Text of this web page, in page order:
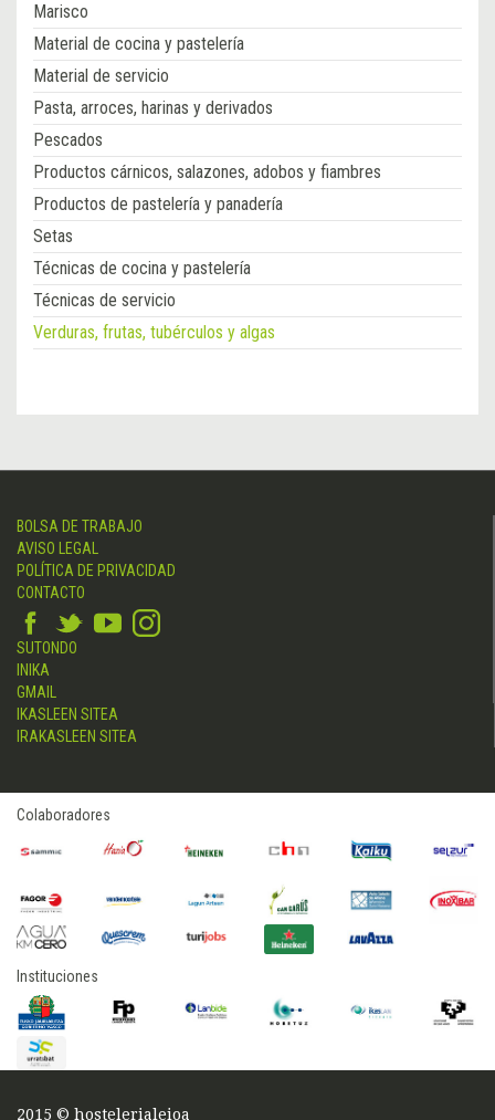
Marisco
Material de cocina y pastelería
Material de servicio
Pasta, arroces, harinas y derivados
Pescados
Productos cárnicos, salazones, adobos y fiambres
Productos de pastelería y panadería
Setas
Técnicas de cocina y pastelería
Técnicas de servicio
Verduras, frutas, tubérculos y algas
BOLSA DE TRABAJO
AVISO LEGAL
POLÍTICA DE PRIVACIDAD
CONTACTO
SUTONDO
INIKA
GMAIL
IKASLEEN SITEA
IRAKASLEEN SITEA
Colaboradores
Instituciones
2015 © hostelerialeioa